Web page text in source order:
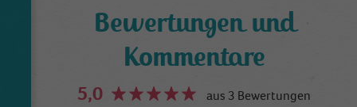
Mit meinen Auftritten möchte ich dazu beitragen, dass
diese besonderen Momente unvergesslich werden.
Bewertungen und
Kommentare
5,0 aus 3 Bewertungen